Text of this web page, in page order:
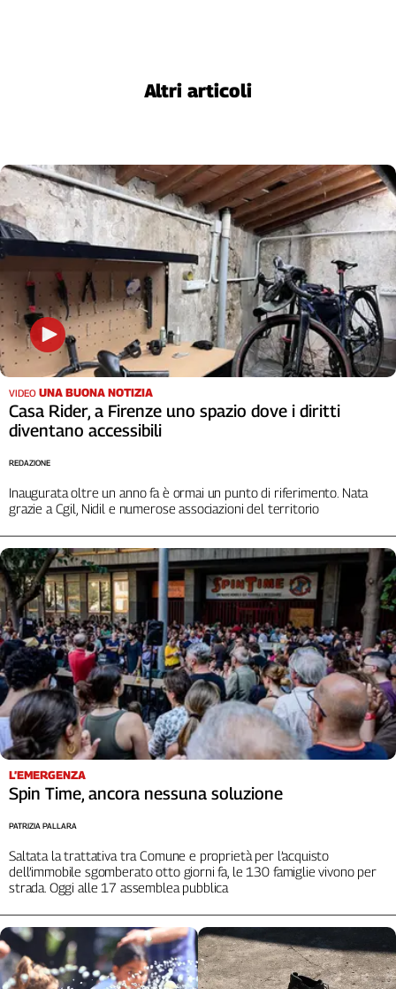
Toscana
Trentino
Umbria
Valle
D'Aosta
Veneto
Archivio
Storico
1955-
2014
Cerca
redazione
Newsletter
Social
Altri articoli
VIDEO UNA BUONA NOTIZIA
Casa Rider, a Firenze uno spazio dove i diritti
diventano accessibili
Inaugurata oltre un anno fa è ormai un punto di riferimento. Nata
grazie a Cgil, Nidil e numerose associazioni del territorio
REDAZIONE
L’EMERGENZA
Spin Time, ancora nessuna soluzione
Saltata la trattativa tra Comune e proprietà per l’acquisto
dell’immobile sgomberato otto giorni fa, le 130 famiglie vivono per
strada. Oggi alle 17 assemblea pubblica
PATRIZIA PALLARA